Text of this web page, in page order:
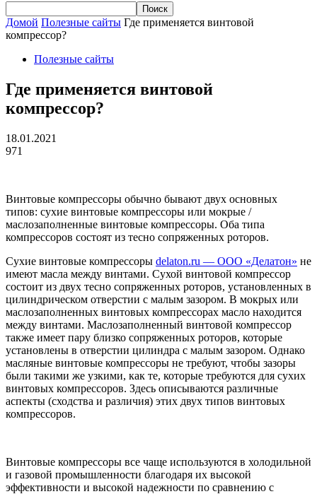
Домой Полезные сайты Где применяется винтовой
компрессор?
Полезные сайты
Где применяется винтовой
компрессор?
18.01.2021
971
Винтовые компрессоры обычно бывают двух основных
типов: сухие винтовые компрессоры или мокрые /
маслозаполненные винтовые компрессоры. Оба типа
компрессоров состоят из тесно сопряженных роторов.
Сухие винтовые компрессоры delaton.ru — ООО «Делатон» не
имеют масла между винтами. Сухой винтовой компрессор
состоит из двух тесно сопряженных роторов, установленных в
цилиндрическом отверстии с малым зазором. В мокрых или
маслозаполненных винтовых компрессорах масло находится
между винтами. Маслозаполненный винтовой компрессор
также имеет пару близко сопряженных роторов, которые
установлены в отверстии цилиндра с малым зазором. Однако
масляные винтовые компрессоры не требуют, чтобы зазоры
были такими же узкими, как те, которые требуются для сухих
винтовых компрессоров. Здесь описываются различные
аспекты (сходства и различия) этих двух типов винтовых
компрессоров.
Винтовые компрессоры все чаще используются в холодильной
и газовой промышленности благодаря их высокой
эффективности и высокой надежности по сравнению с